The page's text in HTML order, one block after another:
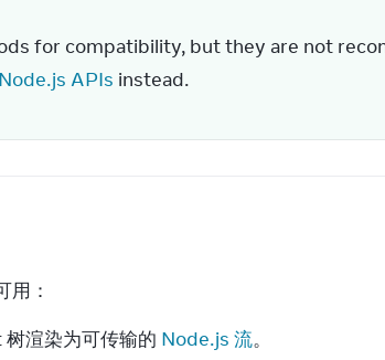
for compatibility, but they are not
APIs instead.
用：
渲染为可传输的 Node.js 流。